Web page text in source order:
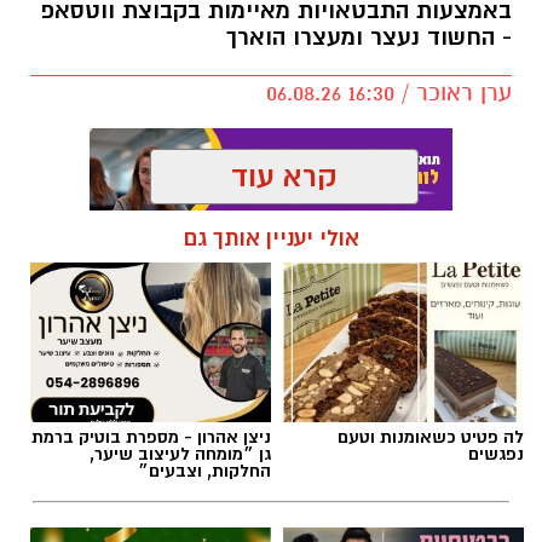
כרמל שאמה הכהן ובהובלת מנכ״ל רשות הספורט
העירונית ר״ג, רוני יהודה. בזכות השינוי המתבצע
תגדל כמות המקומות ביציעים על הפרקט בכ-200
מקומות.
באמצעות התבטאויות מאיימות בקבוצת ווטסאפ
- החשוד נעצר ומעצרו הוארך
ערן ראוכר / 16:30 06.08.26
תגים:משטרת ישראל, משטרת רמת גן
קרא עוד
אולי יעניין אותך גם
לה פטיט כשאומנות וטעם
נפגשים
ניצן אהרון - מספרת בוטיק ברמת
גן ״מומחה לעיצוב שיער,
החלקות, וצבעים״